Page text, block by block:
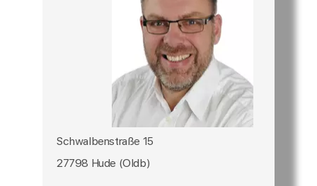
Schwalbenstraße 15
27798 Hude (Oldb)